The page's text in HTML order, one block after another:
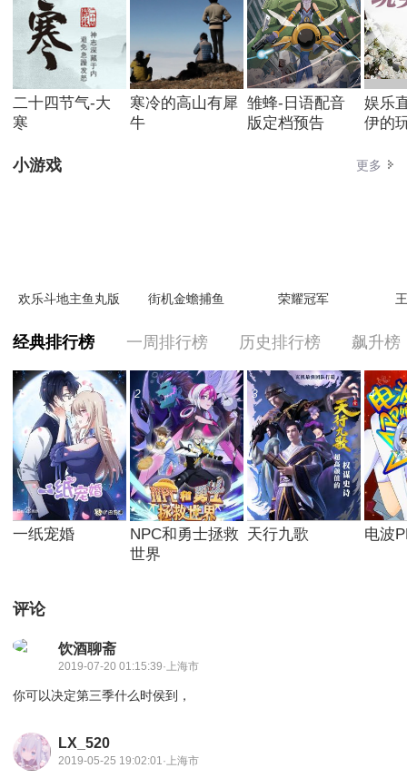
二十四节气-大
寒
寒冷的高山有犀
牛
雏蜂-日语配音
版定档预告
娱乐
伊的
小游戏 更多
欢乐斗地主鱼丸版 街机金蟾捕鱼 荣耀冠军
经典排行榜 一周排行榜 历史排行榜 飙升榜
一纸宠婚
1
NPC和勇士拯救
世界
2
天行九歌
3
电波
4
评论
饮酒聊斋
2019-07-20 01:15:39·上海市
你可以决定第三季什么时侯到，
LX_520
2019-05-25 19:02:01·上海市